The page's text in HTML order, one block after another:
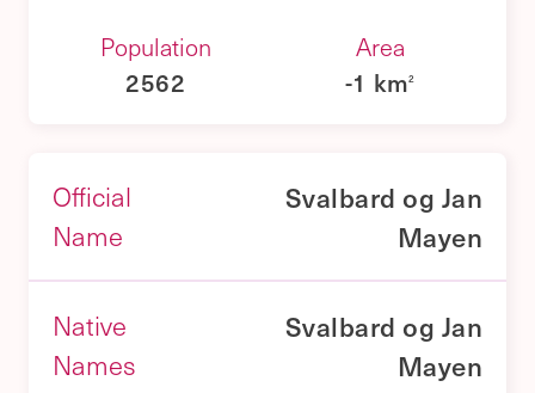
Population
2562
Area
-1 km2
Official
Name
Svalbard og Jan
Mayen
Native
Names
Svalbard og Jan
Mayen